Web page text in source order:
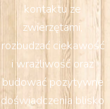
kontaktu ze
zwierzętami,
rozbudzać ciekawość
i wrażliwość oraz
budować pozytywne
doświadczenia blisko